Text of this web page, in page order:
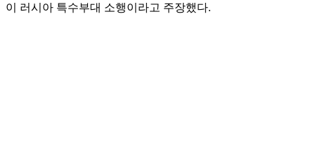
이 러시아 특수부대 소행이라고 주장했다.